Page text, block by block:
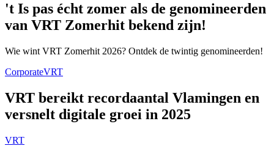
't Is pas écht zomer als de genomineerden
van VRT Zomerhit bekend zijn!
Wie wint VRT Zomerhit 2026? Ontdek de twintig genomineerden!
CorporateVRT
VRT bereikt recordaantal Vlamingen en
versnelt digitale groei in 2025
VRT